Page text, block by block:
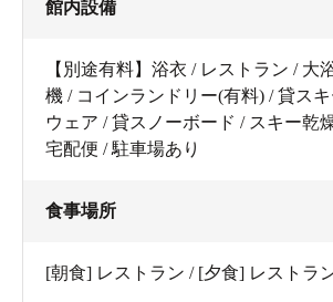
館内設備
【別途有料】浴衣 / レストラン / 大
機 / コインランドリー(有料) / 貸ス
ウェア / 貸スノーボード / スキー乾
宅配便 / 駐車場あり
食事場所
[朝食] レストラン / [夕食] レストラ